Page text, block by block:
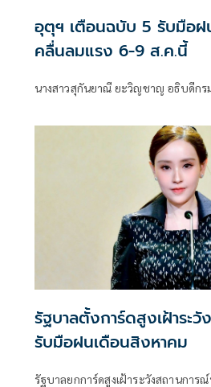
อุตุฯ เตือนฉบับ 5 รับมือฝ
คลื่นลมแรง 6-9 ส.ค.นี้
นางสาวสุกันยาณี ยะวิญชาญ อธิบดีก
รัฐบาลตั้งการ์ดสูงเฝ้าระ
รับมือฝนเดือนสิงหาคม
รัฐบาลยกการ์ดสูงเฝ้าระวังสถานการ